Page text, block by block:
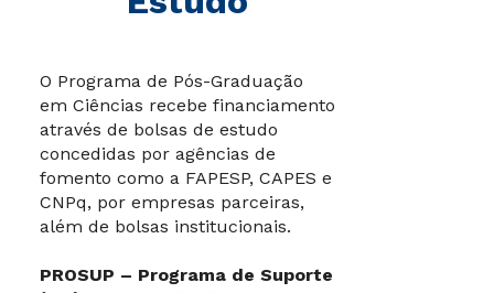
O Programa de Pós-Graduação
em Ciências recebe financiamento
através de bolsas de estudo
concedidas por agências de
fomento como a FAPESP, CAPES e
CNPq, por empresas parceiras,
além de bolsas institucionais.
PROSUP – Programa de Suporte